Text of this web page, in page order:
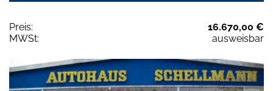
Preis:
16.670,00 €
MWSt:
ausweisbar